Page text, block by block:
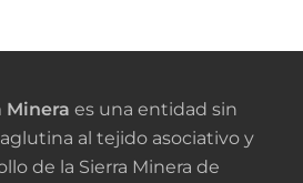
Minera es una entidad sin
al tejido asociativo y
de la Sierra Minera de